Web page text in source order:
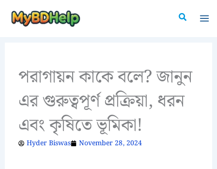
Search
পরাগায়ন কাকে বলে? জানুন
এর গুরুত্বপূর্ণ প্রক্রিয়া, ধরন
এবং কৃষিতে ভূমিকা!
Hyder Biswas November 28, 2024